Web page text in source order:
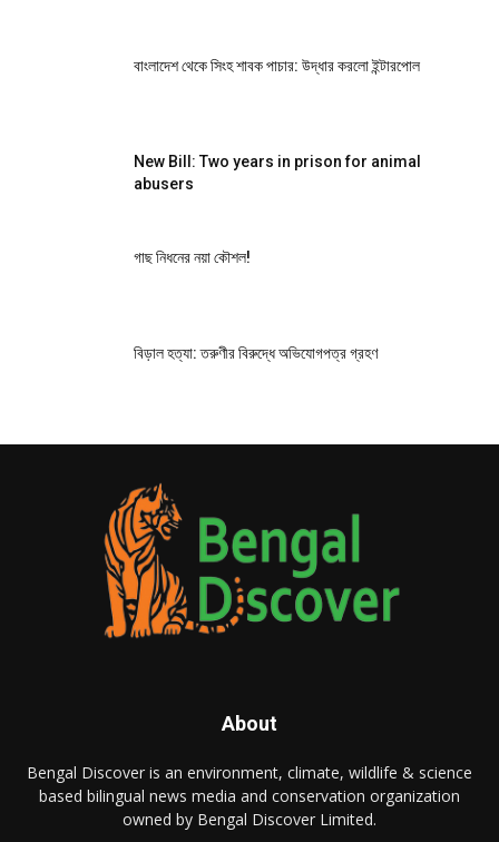
বাংলাদেশ থেকে সিংহ শাবক পাচার: উদ্ধার করলো ইন্টারপোল
New Bill: Two years in prison for animal
abusers
গাছ নিধনের নয়া কৌশল!
বিড়াল হত্যা: তরুণীর বিরুদ্ধে অভিযোগপত্র গ্রহণ
About
Bengal Discover is an environment, climate, wildlife & science
based bilingual news media and conservation organization
owned by Bengal Discover Limited.